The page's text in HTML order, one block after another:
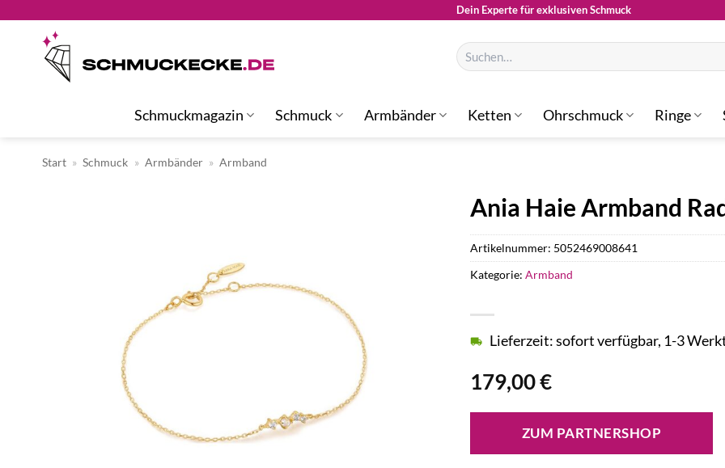
springen
Dein Experte für exklusiven Schmuck
Suchen
nach:
Schmuckmagazin Schmuck Armbänder Ketten Ohrschmuck Ringe
Start » Schmuck » Armbänder » Armband
Ania Haie Armband
179,00€
Lieferzeit: sofort verfügbar, 1-3
ZUM PARTNERSHOP
Artikelnummer: 5052469008641
Kategorie:Armband